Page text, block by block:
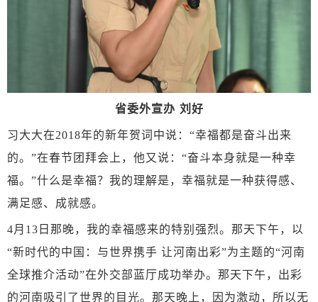
省委外宣办 刘好
习大大在2018年的新年贺词中说：“幸福都是奋斗出来
的。”在春节团拜会上，他又说：“奋斗本身就是一种幸
福。”什么是幸福？我的理解是，幸福就是一种获得感、
满足感、成就感。
4月13日那晚，我的幸福感来的特别强烈。那天下午，以
“新时代的中国：与世界携手 让河南出彩”为主题的“河南
全球推介活动”在外交部蓝厅成功举办。那天下午，出彩
的河南吸引了世界的目光。那天晚上，因为激动，所以无